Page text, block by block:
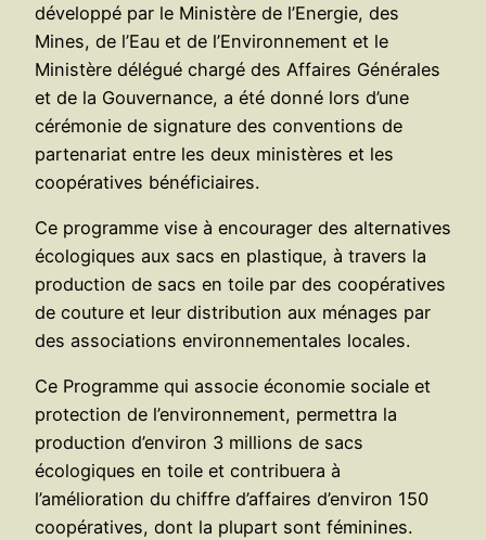
développé par le Ministère de l’Energie, des
Mines, de l’Eau et de l’Environnement et le
Ministère délégué chargé des Affaires Générales
et de la Gouvernance, a été donné lors d’une
cérémonie de signature des conventions de
partenariat entre les deux ministères et les
coopératives bénéficiaires.
Ce programme vise à encourager des alternatives
écologiques aux sacs en plastique, à travers la
production de sacs en toile par des coopératives
de couture et leur distribution aux ménages par
des associations environnementales locales.
Ce Programme qui associe économie sociale et
protection de l’environnement, permettra la
production d’environ 3 millions de sacs
écologiques en toile et contribuera à
l’amélioration du chiffre d’affaires d’environ 150
coopératives, dont la plupart sont féminines.